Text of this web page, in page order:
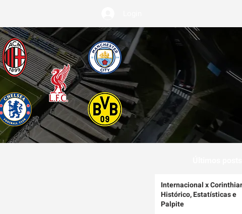
Internacional x
Histórico, Estatísticas e
Palpite